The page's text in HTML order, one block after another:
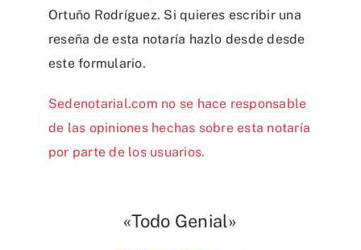
Ortuño Rodríguez. Si quieres escribir una
reseña de esta notaría hazlo desde desde
este formulario.
Sedenotarial.com no se hace responsable
de las opiniones hechas sobre esta notaría
por parte de los usuarios.
«Todo Genial»